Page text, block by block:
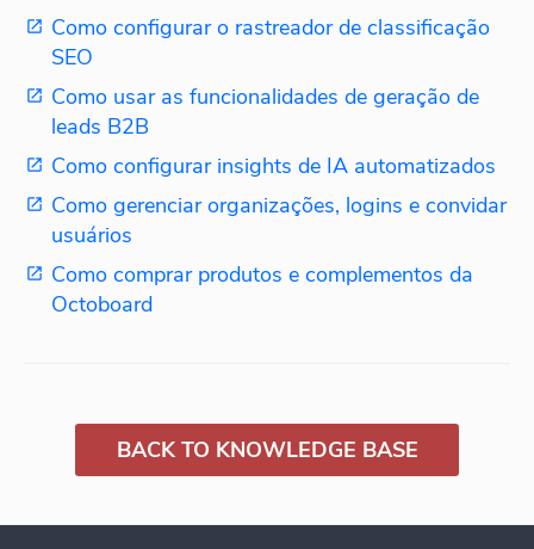
Como configurar o rastreador de classificação
SEO
Como usar as funcionalidades de geração de
leads B2B
Como configurar insights de IA automatizados
Como gerenciar organizações, logins e convidar
usuários
Como comprar produtos e complementos da
Octoboard
BACK TO KNOWLEDGE BASE